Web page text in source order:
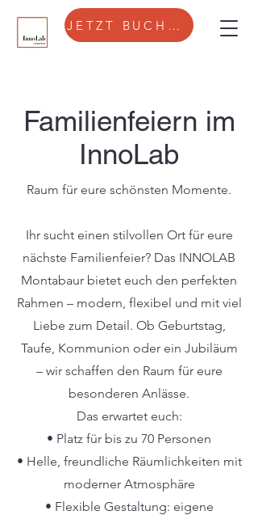
JETZT BUCHEN
Familienfeiern im
InnoLab
Raum für eure schönsten Momente.
Ihr sucht einen stilvollen Ort für eure
nächste Familienfeier? Das INNOLAB
Montabaur bietet euch den perfekten
Rahmen – modern, flexibel und mit viel
Liebe zum Detail. Ob Geburtstag,
Taufe, Kommunion oder ein Jubiläum
– wir schaffen den Raum für eure
besonderen Anlässe.
Das erwartet euch:
• Platz für bis zu 70 Personen
• Helle, freundliche Räumlichkeiten mit
moderner Atmosphäre
• Flexible Gestaltung: eigene